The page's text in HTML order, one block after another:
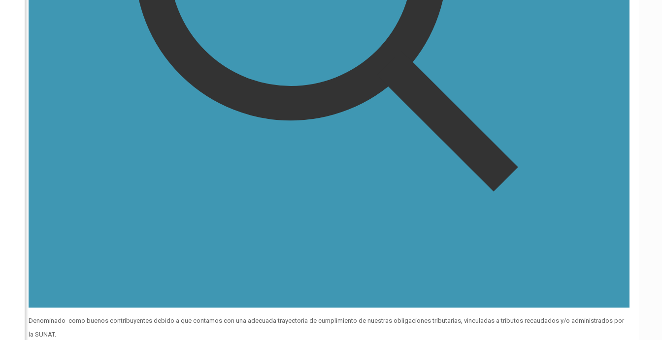
Denominado como buenos contribuyentes debido a que contamos con una adecuada trayectoria de cumplimiento de nuestras obligaciones tributarias, vinculadas a tributos recaudados y/o administrados por
la SUNAT.